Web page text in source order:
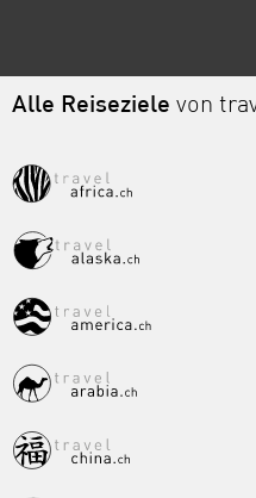
Alle Reiseziele von